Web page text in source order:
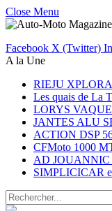
Close Menu
Facebook X (Twitter)
A la Une
RIEJU XPLORA
Les quais de La
LORYS
JANTES ALU
ACTION DSP
CFMoto 1000
AD JOUANNIC
SIMPLICICAR